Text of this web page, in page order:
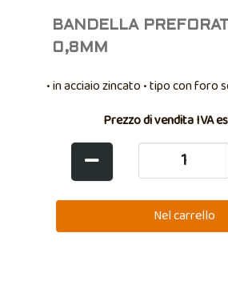
BANDELLA
0,8MM
• in acciaio zincato • tipo con foro
Prezzo di vendita IVA